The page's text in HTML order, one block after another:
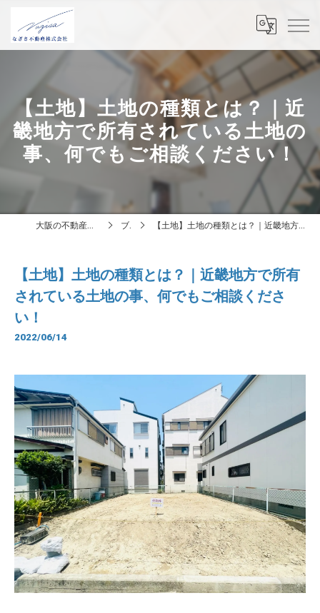
【土地】土地の種類とは？｜近
畿地方で所有されている土地の
事、何でもご相談ください！
大阪の不動産はなぎさ不動産株式会社 ブログ 【土地】土地の種類とは？｜近畿地方で所有されている土地の事、何でもご相談ください！
【土地】土地の種類とは？｜近畿地方で所有
されている土地の事、何でもご相談くださ
い！
2022/06/14